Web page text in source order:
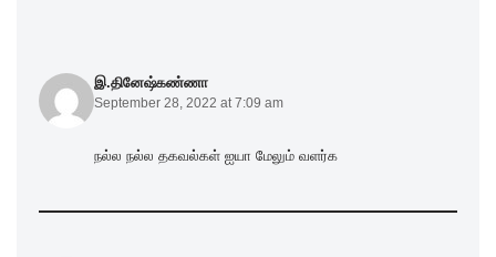
இ.தினேஷ்கண்ணா
September 28, 2022 at 7:09 am
நல்ல நல்ல தகவல்கள் ஐயா மேலும் வளர்க